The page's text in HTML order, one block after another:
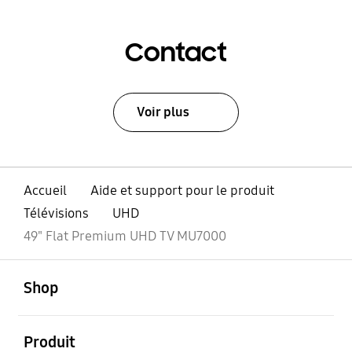
Contact
Voir plus
Accueil
Aide et support pour le produit
Télévisions
UHD
49" Flat Premium UHD TV MU7000
Shop
Produit